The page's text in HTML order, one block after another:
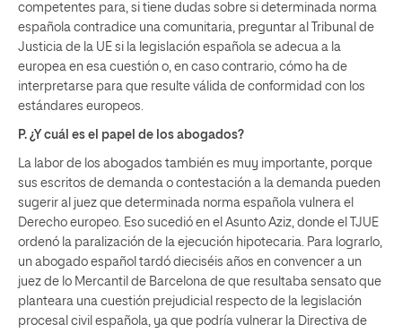
competentes para, si tiene dudas sobre si determinada norma
española contradice una comunitaria, preguntar al Tribunal de
Justicia de la UE si la legislación española se adecua a la
europea en esa cuestión o, en caso contrario, cómo ha de
interpretarse para que resulte válida de conformidad con los
estándares europeos.
P. ¿Y cuál es el papel de los abogados?
La labor de los abogados también es muy importante, porque
sus escritos de demanda o contestación a la demanda pueden
sugerir al juez que determinada norma española vulnera el
Derecho europeo. Eso sucedió en el Asunto Aziz, donde el TJUE
ordenó la paralización de la ejecución hipotecaria. Para lograrlo,
un abogado español tardó dieciséis años en convencer a un
juez de lo Mercantil de Barcelona de que resultaba sensato que
planteara una cuestión prejudicial respecto de la legislación
procesal civil española, ya que podría vulnerar la Directiva de